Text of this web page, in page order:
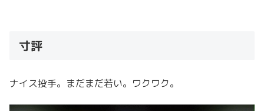
寸評
ナイス投手。まだまだ若い。ワクワク。